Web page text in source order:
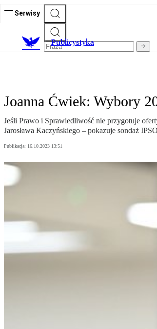
Serwisy
Publicystyka
Joanna Ćwiek: Wybory
Jeśli Prawo i Sprawiedliwość nie przygotuje
Jarosława Kaczyńskiego – pokazuje sondaż
Publikacja: 16.10.2023 13:51